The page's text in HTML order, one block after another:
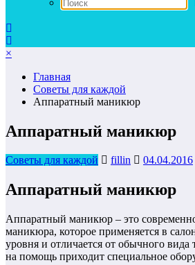
×
Главная
Советы для каждой
Аппаратный маникюр
Аппаратный маникюр
Советы для каждой fillin 04.04.2016
Аппаратный маникюр
Аппаратный маникюр – это
маникюра, которое применяется в
уровня и отличается от обычного вида
на помощь приходит специальное